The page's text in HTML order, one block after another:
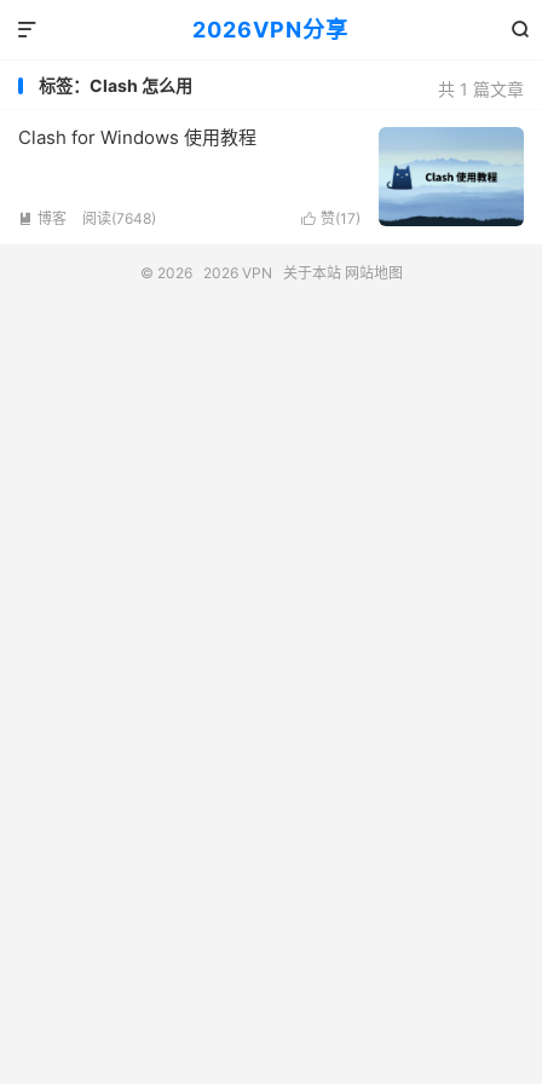
2026VPN分享 

共 1 篇文章
标签：Clash 怎么用
Clash for Windows 使用教程
 赞(17)
 博客 阅读(7648)
© 2026 2026 VPN 关于本站 网站地图